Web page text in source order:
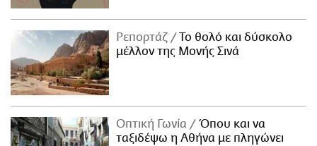
Ρεπορτάζ
Το θολό και δύσκολο
μέλλον της Μονής Σινά
Οπτική Γωνία
Όπου και να
ταξιδέψω η Αθήνα με πληγώνει